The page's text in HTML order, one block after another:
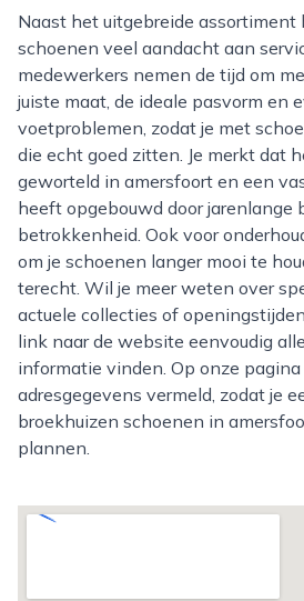
Naast het uitgebreide assortiment besteedt broekhuizen
schoenen veel aandacht aan
medewerkers nemen de tijd om
juiste maat, de ideale pasvorm en
voetproblemen, zodat je met
die echt goed zitten. Je merkt dat
geworteld in amersfoort en een
heeft opgebouwd door jarenlange
betrokkenheid. Ook voor
om je schoenen langer mooi te
terecht. Wil je meer weten over
actuele collecties of
link naar de website eenvoudig
informatie vinden. Op onze
adresgegevens vermeld, zodat je
broekhuizen schoenen in
plannen.